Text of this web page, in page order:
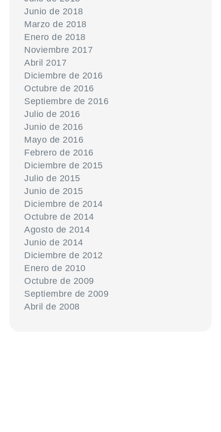
Junio de 2018
Marzo de 2018
Enero de 2018
Noviembre 2017
Abril 2017
Diciembre de 2016
Octubre de 2016
Septiembre de 2016
Julio de 2016
Junio de 2016
Mayo de 2016
Febrero de 2016
Diciembre de 2015
Julio de 2015
Junio de 2015
Diciembre de 2014
Octubre de 2014
Agosto de 2014
Junio de 2014
Diciembre de 2012
Enero de 2010
Octubre de 2009
Septiembre de 2009
Abril de 2008